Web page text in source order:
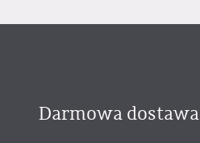
Darmowa dostawa